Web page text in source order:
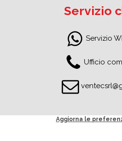
Servizio
Servizio
Ufficio
Aggiorna le